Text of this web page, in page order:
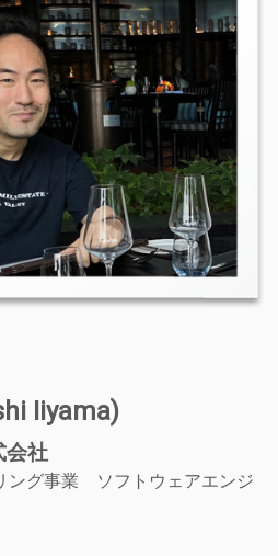
Iiyama)
会社
ング事業 ソフトウェアエンジ